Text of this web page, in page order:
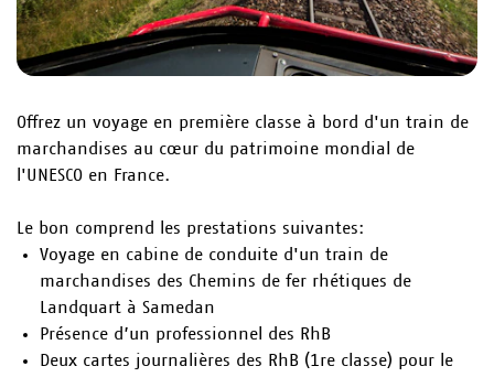
Offrez un voyage en première classe à bord d'un train de
marchandises au cœur du patrimoine mondial de
l'UNESCO en France.
Le bon comprend les prestations suivantes:
Voyage en cabine de conduite d'un train de
marchandises des Chemins de fer rhétiques de
Landquart à Samedan
Présence d’un professionnel des RhB
Deux cartes journalières des RhB (1re classe) pour le